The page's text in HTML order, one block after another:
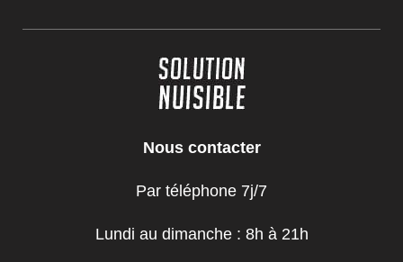
Nous contacter
Par téléphone 7j/7
Lundi au dimanche : 8h à 21h